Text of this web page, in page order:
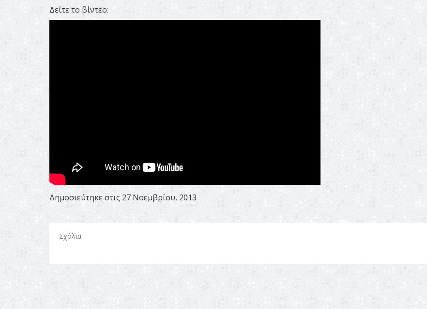
Δείτε το βίντεο:
Δημοσιεύτηκε στις 27 Νοεμβρίου, 2013
Σχόλια